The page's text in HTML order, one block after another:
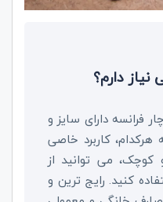
نیاز دارم؟
فرانسه دارای سایز و
کاربرد خاصی
کوچک، می توانید از
کنید. رایج ترین و